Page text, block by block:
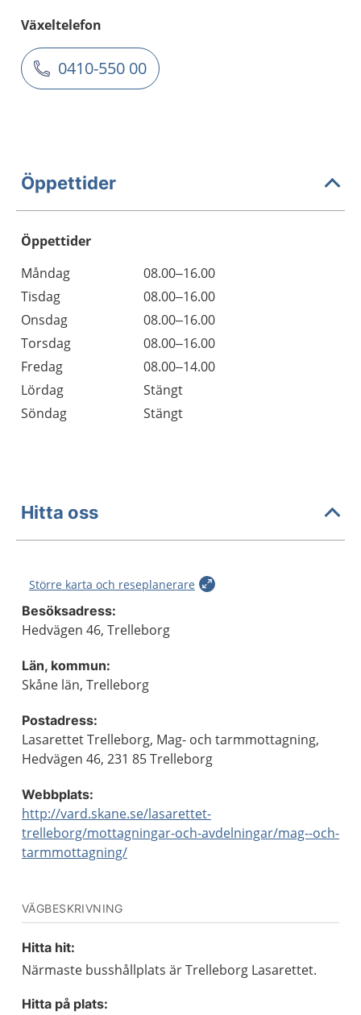
Växeltelefon
0410-550 00
Öppettider
Öppettider
Dag
Öppettider
Kommentarer
Måndag
08.00–16.00
Tisdag
08.00–16.00
Onsdag
08.00–16.00
Torsdag
08.00–16.00
Fredag
08.00–14.00
Lördag
Stängt
Söndag
Stängt
Hitta oss
Större karta och reseplanerare
Besöksadress:
Hedvägen 46, Trelleborg
Län, kommun:
Skåne län, Trelleborg
Postadress:
Lasarettet Trelleborg, Mag- och tarmmottagning,
Hedvägen 46, 231 85 Trelleborg
Webbplats:
http://vard.skane.se/lasarettet-
trelleborg/mottagningar-och-avdelningar/mag--och-
tarmmottagning/
VÄGBESKRIVNING
Hitta hit:
Närmaste busshållplats är Trelleborg Lasarettet.
Hitta på plats: